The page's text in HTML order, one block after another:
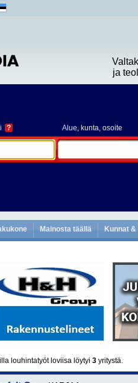
ja
? Alue, kunta, osoite
Mainosta täällä Kunnat
louhintatyöt loviisa löytyi 3 yritystä.